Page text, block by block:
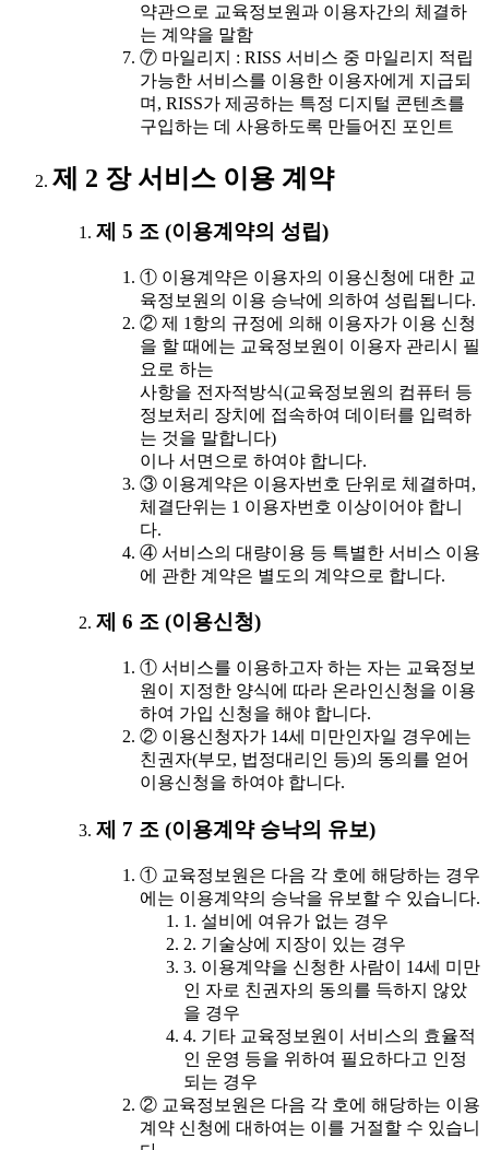
약관으로 교육정보원과 이용자간의 체결하
는 계약을 말함
⑦ 마일리지 : RISS 서비스 중 마일리지 적립
가능한 서비스를 이용한 이용자에게 지급되
며, RISS가 제공하는 특정 디지털 콘텐츠를
구입하는 데 사용하도록 만들어진 포인트
제 2 장 서비스 이용 계약
제 5 조 (이용계약의 성립)
① 이용계약은 이용자의 이용신청에 대한 교
육정보원의 이용 승낙에 의하여 성립됩니다.
② 제 1항의 규정에 의해 이용자가 이용 신청
을 할 때에는 교육정보원이 이용자 관리시 필
요로 하는
사항을 전자적방식(교육정보원의 컴퓨터 등
정보처리 장치에 접속하여 데이터를 입력하
는 것을 말합니다)
이나 서면으로 하여야 합니다.
③ 이용계약은 이용자번호 단위로 체결하며,
체결단위는 1 이용자번호 이상이어야 합니
다.
④ 서비스의 대량이용 등 특별한 서비스 이용
에 관한 계약은 별도의 계약으로 합니다.
제 6 조 (이용신청)
① 서비스를 이용하고자 하는 자는 교육정보
원이 지정한 양식에 따라 온라인신청을 이용
하여 가입 신청을 해야 합니다.
② 이용신청자가 14세 미만인자일 경우에는
친권자(부모, 법정대리인 등)의 동의를 얻어
이용신청을 하여야 합니다.
제 7 조 (이용계약 승낙의 유보)
① 교육정보원은 다음 각 호에 해당하는 경우
에는 이용계약의 승낙을 유보할 수 있습니다.
1. 설비에 여유가 없는 경우
2. 기술상에 지장이 있는 경우
3. 이용계약을 신청한 사람이 14세 미만
인 자로 친권자의 동의를 득하지 않았
을 경우
4. 기타 교육정보원이 서비스의 효율적
인 운영 등을 위하여 필요하다고 인정
되는 경우
② 교육정보원은 다음 각 호에 해당하는 이용
계약 신청에 대하여는 이를 거절할 수 있습니